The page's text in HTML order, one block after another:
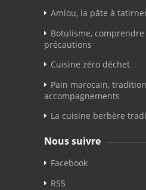
Amlou, la pâte à
Botulisme,
précautions
Cuisine zéro déchet
Pain marocain,
accompagnements
La cuisine berbère
Nous suivre
Facebook
RSS